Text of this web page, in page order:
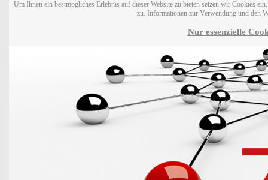
Um Ihnen ein bestmögliches Erlebnis auf dieser Website zu bieten setzen wir Cookies
zu. Informationen zur Verwendung und den
Nur essenzielle